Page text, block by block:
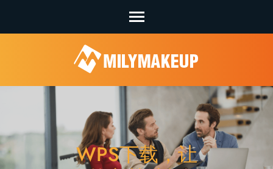
WPS下载，让